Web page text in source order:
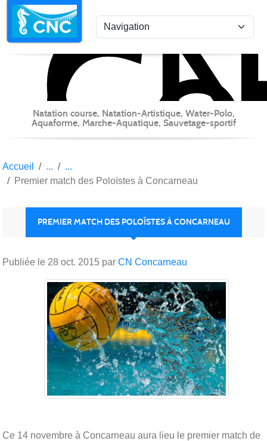
Natation course, Natation-Artistique, Water-Polo,
Aquaforme, Marche-Aquatique, Sauvetage-sportif
Accueil
Premier match des Poloïstes à Concarneau
PREMIER MATCH DES POLOÏSTES À CONCARNEAU
Publiée le 28 oct. 2015 par CN Concarneau
Ce 14 novembre à Concarneau aura lieu le premier match de
Panneau de gestion des cookies